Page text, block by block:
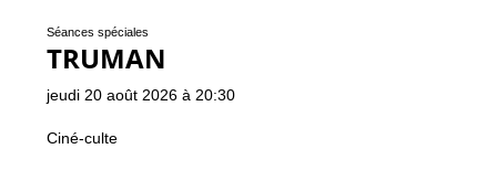
Séances spéciales
TRUMAN
jeudi 20 août 2026 à 20:30
Ciné-culte